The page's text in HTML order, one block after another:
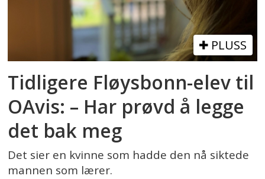
PLUSS
Tidligere Fløysbonn-elev til
OAvis: – Har prøvd å legge
det bak meg
Det sier en kvinne som hadde den nå siktede
mannen som lærer.